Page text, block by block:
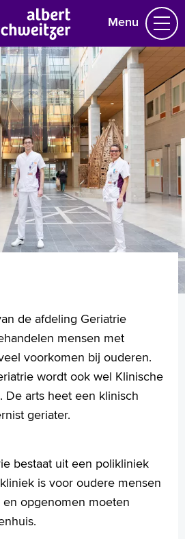
Menu
Geriatrie
informatie
behandelteam
Polikliniek
Verpleegafdeling
Trauma Unit
vragen
dossier inzien?
Geriaters
Folders
Handige links
Homepage
informatie
en leren
Contact
Verwijzers
de afdeling Geriatrie
mensen met
voorkomen bij ouderen.
wordt ook wel Klinische
De arts heet een klinisch
geriater.
bestaat uit een polikliniek
is voor oudere mensen
en opgenomen moeten